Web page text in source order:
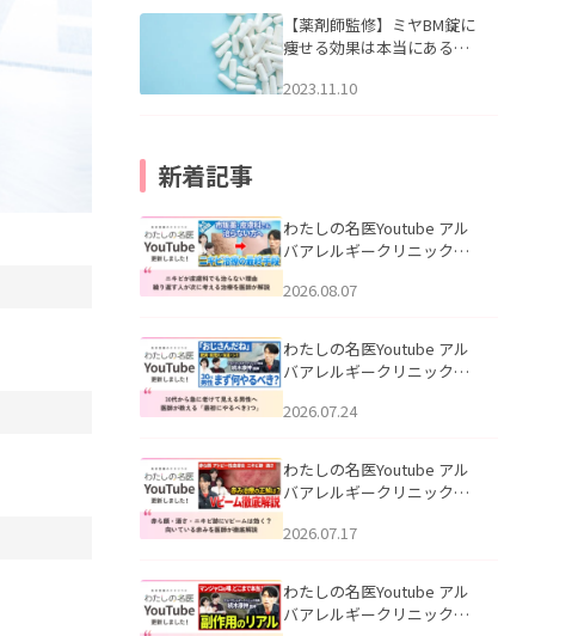
【薬剤師監修】ミヤBM錠に
痩せる効果は本当にある
2023.11.10
新着記事
わたしの名医Youtube アル
バアレルギークリニック札
らない理由｜繰り返す人が
説」を公開いたしました。
2026.08.07
わたしの名医Youtube アル
バアレルギークリニック札
える男性へ｜医師が教える
公開いたしました。
2026.07.24
わたしの名医Youtube アル
バアレルギークリニック札
跡にVビームは効く？向いて
説」を公開いたしました。
2026.07.17
わたしの名医Youtube アル
バアレルギークリニック札